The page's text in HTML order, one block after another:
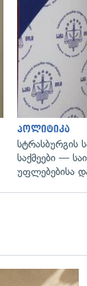
გადახედვა
პოლიტიკა
სტრასბურგის
საქმეები —
უფლებებისა